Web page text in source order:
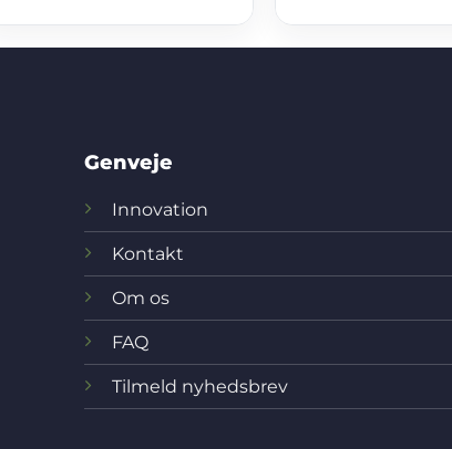
Genveje
Innovation
Kontakt
Om os
FAQ
Tilmeld nyhedsbrev